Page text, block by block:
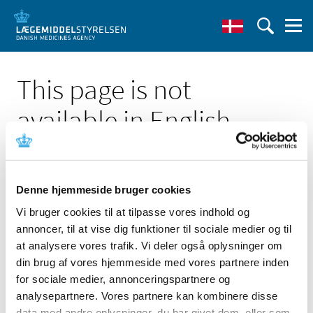
Denne hjemmeside bruger cookies
Vi bruger cookies til at tilpasse vores indhold og
annoncer, til at vise dig funktioner til sociale medier og til
at analysere vores trafik. Vi deler også oplysninger om
din brug af vores hjemmeside med vores partnere inden
for sociale medier, annonceringspartnere og
analysepartnere. Vores partnere kan kombinere disse
This page is not
available in English
Click here to see the Danish page 'Ny EU-vejledning til
fabrikanter af medicinsk udstyr i klasse I vejledningen'
Go to English frontpage